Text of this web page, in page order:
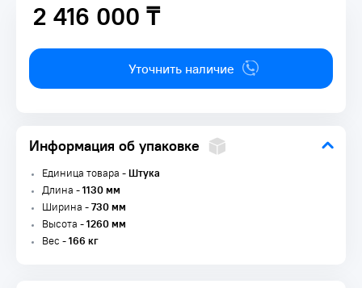
2 416 000 ₸
2 416 000 ₸
Уточнить наличие
Информация об упаковке
Единица товара -Штука
Длина -1130 мм
Ширина -730 мм
Высота -1260 мм
Вес -166 кг